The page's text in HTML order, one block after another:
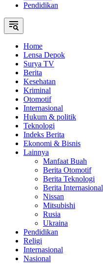
Pendidikan
Home
Lensa Depok
Surya TV
Berita
Kesehatan
Kriminal
Otomotif
Internasional
Hukum & politik
Teknologi
Indeks Berita
Ekonomi & Bisnis
Lainnya
Manfaat Buah
Berita Otomotif
Berita Teknologi
Berita Internasional
Nissan
Mitsubishi
Rusia
Ukraina
Pendidikan
Religi
Internasional
Nasional